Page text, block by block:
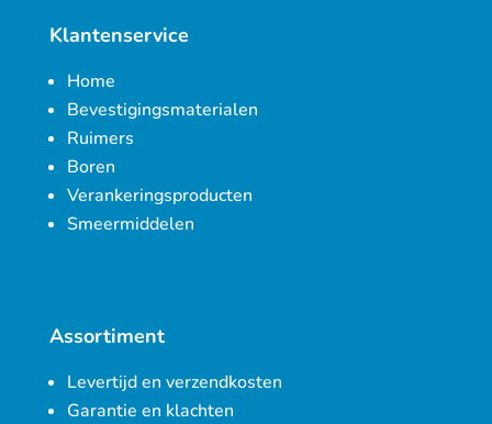
Klantenservice
Home
Bevestigingsmaterialen
Ruimers
Boren
Verankeringsproducten
Smeermiddelen
Assortiment
Levertijd en verzendkosten
Garantie en klachten